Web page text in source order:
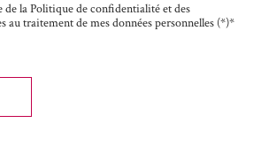
de la Politique de confidentialité et des
au traitement de mes données personnelles (*)*